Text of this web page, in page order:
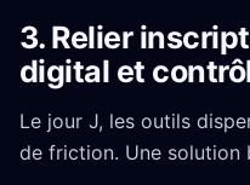
3. Relier
digital et
Le jour J, les outils
de friction. Une solution